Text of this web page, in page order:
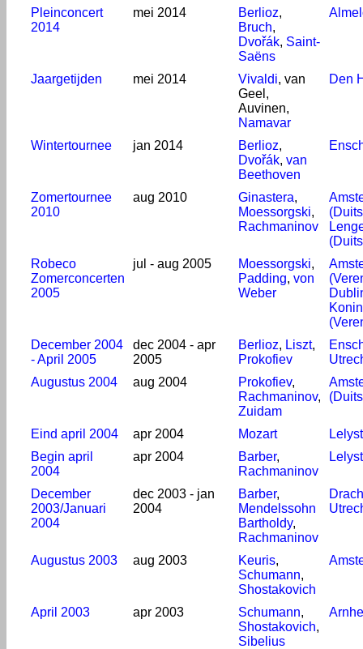
Pleinconcert
2014
mei 2014 Berlioz,
Bruch,
Dvořák, Saint-
Saëns
Jaargetijden mei 2014 Vivaldi, van
Geel,
Auvinen,
Namavar
Den
Wintertournee jan 2014 Berlioz,
Dvořák, van
Beethoven
Zomertournee
2010
aug 2010 Ginastera,
Moessorgski,
Rachmaninov
Robeco
Zomerconcerten
2005
jul - aug 2005 Moessorgski,
Padding, von
Weber
December 2004
- April 2005
dec 2004 - apr
2005
Berlioz, Liszt,
Prokofiev
Augustus 2004
aug 2004 Prokofiev,
Rachmaninov,
Zuidam
Eind april 2004 apr 2004 Mozart
Begin april
2004
apr 2004 Barber,
Rachmaninov
December
2003/Januari
2004
dec 2003 - jan
2004
Barber,
Mendelssohn
Bartholdy,
Rachmaninov
Augustus 2003 aug 2003 Keuris,
Schumann,
Shostakovich
April 2003 apr 2003 Schumann,
Shostakovich,
Sibelius